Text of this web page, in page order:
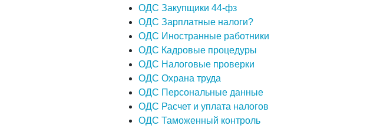
ОДС Закупщики 44-фз
ОДС Зарплатные налоги?
ОДС Иностранные работники
ОДС Кадровые процедуры
ОДС Налоговые проверки
ОДС Охрана труда
ОДС Персональные данные
ОДС Расчет и уплата налогов
ОДС Таможенный контроль